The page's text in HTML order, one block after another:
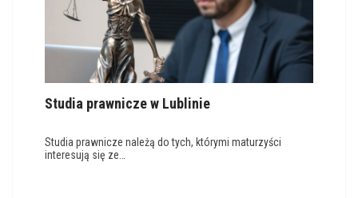
Studia prawnicze w Lublinie
Studia prawnicze należą do tych, którymi maturzyści
interesują się ze…